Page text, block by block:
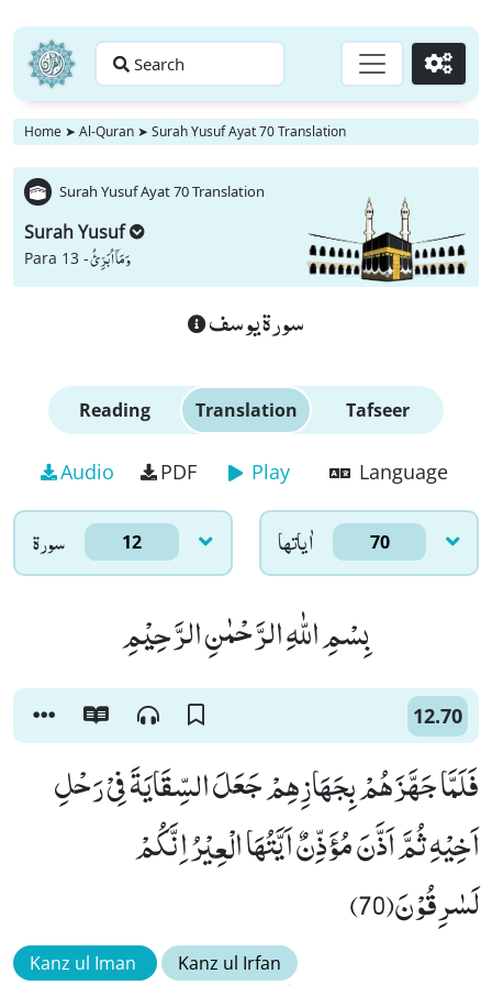
Search Go
Home ➤ Al-Quran ➤ Surah Yusuf Ayat 70 Translation
Surah Yusuf Ayat 70 Translation
Surah Yusuf
Para 13 -وَ مَاۤ اُبَرِّئُ
سورة يوسف
Reading Translation Tafseer
Audio PDF Play Language
سورۃ 12 اٰياتها 70
بِسْمِ اللّٰهِ الرَّحْمٰنِ الرَّحِیْمِ
12.70
فَلَمَّا جَهَّزَهُمْ بِجَهَازِهِمْ جَعَلَ السِّقَایَةَ فِیْ رَحْلِ
اَخِیْهِ ثُمَّ اَذَّنَ مُؤَذِّنٌ اَیَّتُهَا الْعِیْرُ اِنَّكُمْ
لَسٰرِقُوْنَ(70)
Kanz ul Iman Kanz ul Irfan